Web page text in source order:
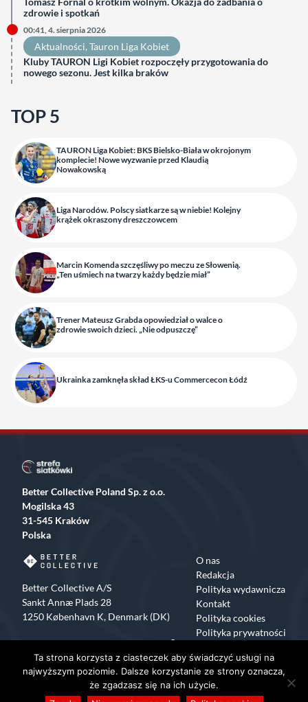
zdrowie i spotkań
00:41, 4. sierpnia 2026
Aktualności, Tauron Liga Kobiet
Kluby TAURON Ligi Kobiet rozpoczęły przygotowania do
nowego sezonu. Jest kilka braków
TOP 5
TAURON Liga Kobiet: BKS Bielsko-Biała w okrojonym
komplecie! Nowe wyzwanie przed Klaudią
Nowakowską
Liga Narodów. Polscy siatkarze są w niebie! Kolejny
krążek okraszony dreszczowcem
Marcin Komenda szczęśliwy po meczu ze Słowenią.
„Ten uśmiech na twarzy każdy będzie miał”
Trener Mateusz Grabda opowiedział o walce o
zdrowie swoich dzieci. „Nie odpuszczę”
Ukrainka zamknęła skład ŁKS-u Commercecon Łódź
Better Collective Poland Sp. z o.o.
Mogilska 43
31-545 Kraków
Polska
Better Collective A/S
Sankt Annæ Plads 28
1250 København K, Denmark (DK)
O nas
Redakcja
Polityka wydawnicza
Kontakt
Polityka cookies
Polityka prywatności
Facebook
X Instagram
TikTok
Copyrights 2015-2024 Strefa Siatkówki All rights reserved
Ta strona korzysta z ciasteczek aby świadczyć usługi na
najwyższym poziomie. Dalsze korzystanie ze strony oznacza,
że zgadzasz się na ich użycie.